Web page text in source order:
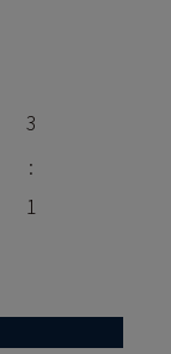
3
:
1